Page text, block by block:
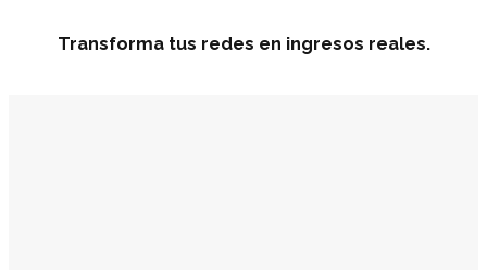
Transforma tus redes en ingresos reales.